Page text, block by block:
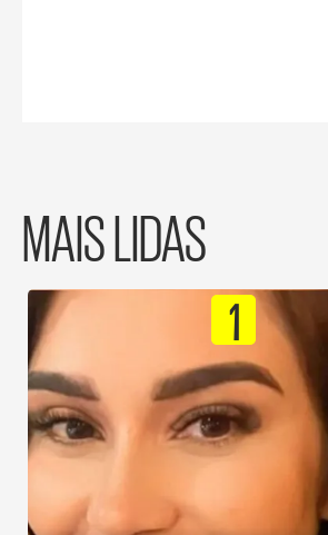
MAIS LIDAS
1